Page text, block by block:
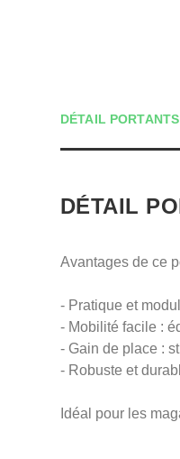
DÉTAIL
DÉTAIL
Avantages de ce
- Pratique et
- Mobilité facile :
- Gain de place :
- Robuste et
Idéal pour les